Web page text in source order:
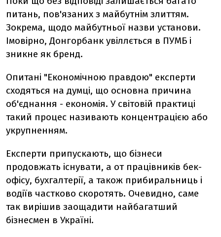
питань, пов'язаних з майбутнім злиттям.
Зокрема, щодо майбутньої назви установи.
Імовірно, Донгорбанк увіллється в ПУМБ і
зникне як бренд.
Опитані "Економічною правдою" експерти
сходяться на думці, що основна причина
об'єднання - економія. У світовій практиці
такий процес називають концентрацією або
укрупненням.
Експерти припускають, що бізнеси
продовжать існувати, а от працівників бек-
офісу, бухгалтерії, а також прибиральниць і
водіїв частково скоротять. Очевидно, саме
так вирішив заощадити найбагатший
бізнесмен в Україні.